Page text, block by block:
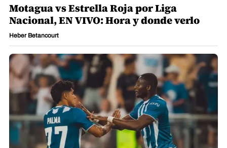
Motagua vs Estrella Roja por Liga
Nacional, EN VIVO: Hora y donde verlo
Heber Betancourt